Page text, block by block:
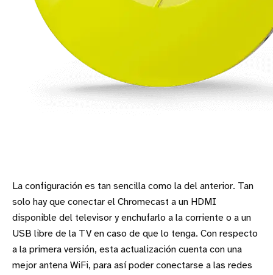
La configuración es tan sencilla como la del anterior. Tan
solo hay que conectar el Chromecast a un HDMI
disponible del televisor y enchufarlo a la corriente o a un
USB libre de la TV en caso de que lo tenga. Con respecto
a la primera versión, esta actualización cuenta con una
mejor antena WiFi, para así poder conectarse a las redes